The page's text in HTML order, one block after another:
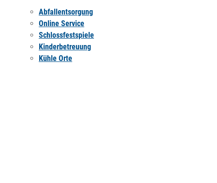
Abfallentsorgung
Online Service
Schlossfestspiele
Kinderbetreuung
Kühle Orte